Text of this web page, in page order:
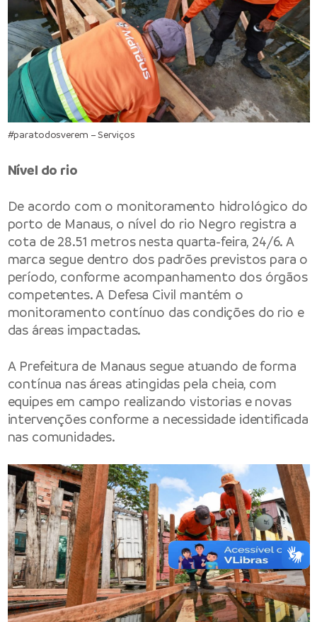
#paratodosverem – Serviços
Nível do rio
De acordo com o monitoramento hidrológico do
porto de Manaus, o nível do rio Negro registra a
cota de 28.51 metros nesta quarta-feira, 24/6. A
marca segue dentro dos padrões previstos para o
período, conforme acompanhamento dos órgãos
competentes. A Defesa Civil mantém o
monitoramento contínuo das condições do rio e
das áreas impactadas.
A Prefeitura de Manaus segue atuando de forma
contínua nas áreas atingidas pela cheia, com
equipes em campo realizando vistorias e novas
intervenções conforme a necessidade identificada
nas comunidades.